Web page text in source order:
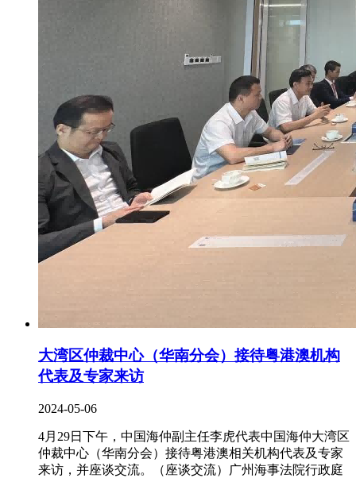
大湾区仲裁中心（华南分会）接待粤港澳机构
代表及专家来访
2024-05-06
4月29日下午，中国海仲副主任李虎代表中国海仲大湾区
仲裁中心（华南分会）接待粤港澳相关机构代表及专家
来访，并座谈交流。（座谈交流）广州海事法院行政庭